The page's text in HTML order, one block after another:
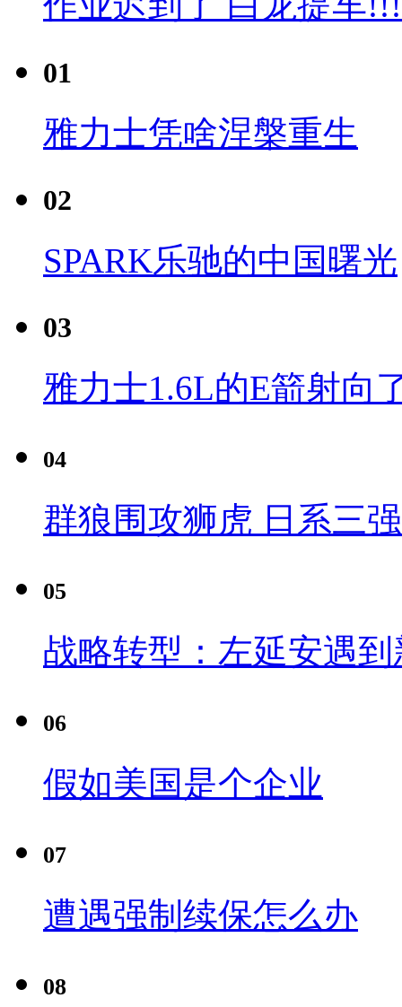
01
雅力士凭啥涅槃重生
02
SPARK乐驰的中国曙光
03
雅力士1.6L的E箭射向
04
群狼围攻狮虎 日系三
05
战略转型：左延安遇
06
假如美国是个企业
07
遭遇强制续保怎么办
08